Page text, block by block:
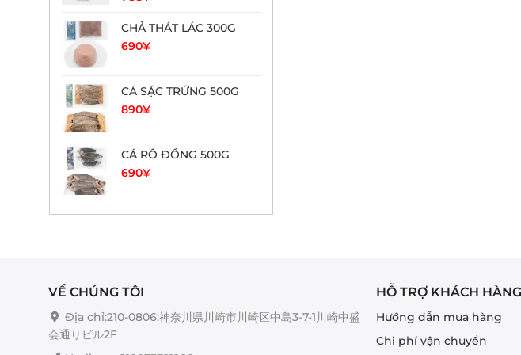
CHẢ THÁT LÁC 300G
690¥
CÁ SẶC TRỨNG 500G
890¥
CÁ RÔ ĐỒNG 500G
690¥
VỀ CHÚNG TÔI
Địa chỉ:210-0806:神奈川県川崎市川崎区中島3-7-1川崎中盛
会通りビル2F
HỖ TRỢ KHÁCH HÀNG
Hướng dẫn mua hàng
Chi phí vận chuyển